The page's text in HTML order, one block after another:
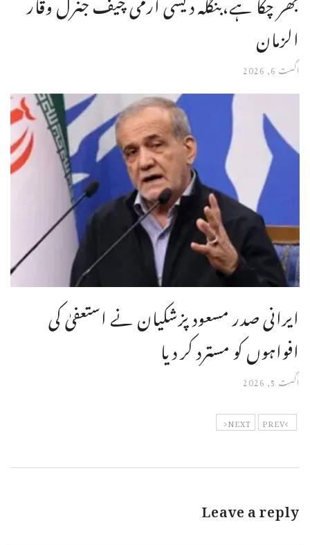
الزمان
اگست 6, 2026
ایرانی صدر مسعود پزشکیان نے استعفیٰ کی
افواہوں کو مسترد کر دیا
اگست 5, 2026
PREV
NEXT
Leave a reply